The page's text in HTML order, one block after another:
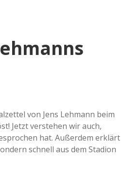
von Jens Lehmann beim
Jetzt verstehen wir auch,
hat. Außerdem erklärt
schnell aus dem Stadion